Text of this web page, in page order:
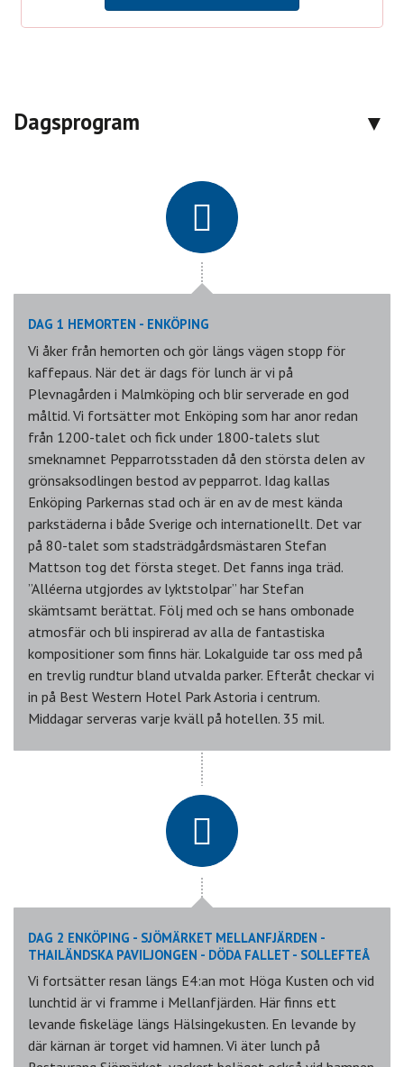
Dagsprogram
DAG 1 HEMORTEN - ENKÖPING
Vi åker från hemorten och gör längs vägen stopp för
kaffepaus. När det är dags för lunch är vi på
Plevnagården i Malmköping och blir serverade en god
måltid. Vi fortsätter mot Enköping som har anor redan
från 1200-talet och fick under 1800-talets slut
smeknamnet Pepparrotsstaden då den största delen av
grönsaksodlingen bestod av pepparrot. Idag kallas
Enköping Parkernas stad och är en av de mest kända
parkstäderna i både Sverige och internationellt. Det var
på 80-talet som stadsträdgårdsmästaren Stefan
Mattson tog det första steget. Det fanns inga träd.
”Alléerna utgjordes av lyktstolpar” har Stefan
skämtsamt berättat. Följ med och se hans ombonade
atmosfär och bli inspirerad av alla de fantastiska
kompositioner som finns här. Lokalguide tar oss med på
en trevlig rundtur bland utvalda parker. Efteråt checkar vi
in på Best Western Hotel Park Astoria i centrum.
Middagar serveras varje kväll på hotellen. 35 mil.
DAG 2 ENKÖPING - SJÖMÄRKET MELLANFJÄRDEN -
THAILÄNDSKA PAVILJONGEN - DÖDA FALLET - SOLLEFTEÅ
Vi fortsätter resan längs E4:an mot Höga Kusten och vid
lunchtid är vi framme i Mellanfjärden. Här finns ett
levande fiskeläge längs Hälsingekusten. En levande by
där kärnan är torget vid hamnen. Vi äter lunch på